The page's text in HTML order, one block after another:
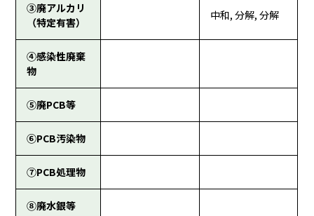
③廃アルカリ
（特定有害）
中和, 分解, 分解
④感染性廃棄
物
⑤廃PCB等
⑥PCB汚染物
⑦PCB処理物
⑧廃水銀等